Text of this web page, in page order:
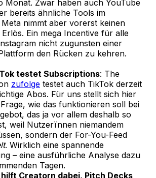
Monat. Zwar haben auch YouTube
bereits ähnliche Tools im
nimmt aber vorerst keinen
Ein mega Incentive für alle
nicht zugunsten einer
den Rücken zu kehren.
testet Subscriptions: The
zufolge testet auch TikTok derzeit
Abos. Für uns stellt sich hier
wie das funktionieren soll bei
das ja vor allem deshalb so
weil Nutzerïnnen niemandem
sondern der For-You-Feed
. Wirklich eine spannende
– eine ausführliche Analyse dazu
Tagen.
hilft Creatorn dabei, Pitch Decks